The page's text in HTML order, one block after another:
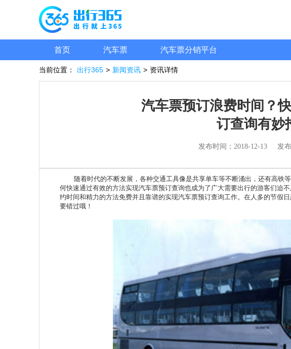
首页 汽车票 汽车票分销平台
当前位置： 出行365 > 新闻资讯 > 资讯详情
汽车票预订浪费时间？
订查询有妙
发布时间： 2018-12-13发布
随着时代的不断发展，各种交通工具像是共享单车等不断涌出，还有高铁
何快速通过有效的方法实现汽车票预订查询也成为了广大需要出行的游客们迫
约时间和精力的方法免费并且靠谱的实现汽车票预订查询工作。在人多的节假
要错过哦！